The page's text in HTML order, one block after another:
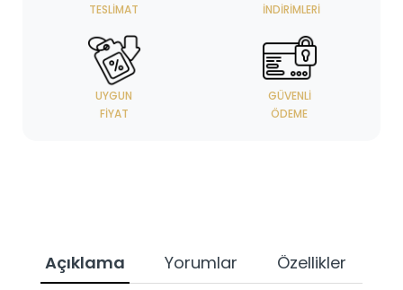
TESLIMAT
İNDIRIMLERI
UYGUN
FIYAT
GÜVENLI
ÖDEME
Açıklama Yorumlar Özellikler